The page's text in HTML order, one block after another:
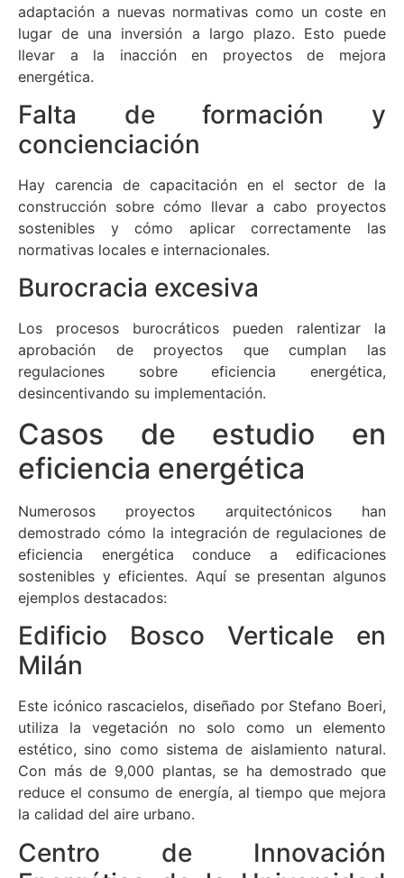
adaptación a nuevas normativas como un coste en
lugar de una inversión a largo plazo. Esto puede
llevar a la inacción en proyectos de mejora
energética.
Falta de formación y
concienciación
Hay carencia de capacitación en el sector de la
construcción sobre cómo llevar a cabo proyectos
sostenibles y cómo aplicar correctamente las
normativas locales e internacionales.
Burocracia excesiva
Los procesos burocráticos pueden ralentizar la
aprobación de proyectos que cumplan las
regulaciones sobre eficiencia energética,
desincentivando su implementación.
Casos de estudio en
eficiencia energética
Numerosos proyectos arquitectónicos han
demostrado cómo la integración de regulaciones de
eficiencia energética conduce a edificaciones
sostenibles y eficientes. Aquí se presentan algunos
ejemplos destacados:
Edificio Bosco Verticale en
Milán
Este icónico rascacielos, diseñado por Stefano Boeri,
utiliza la vegetación no solo como un elemento
estético, sino como sistema de aislamiento natural.
Con más de 9,000 plantas, se ha demostrado que
reduce el consumo de energía, al tiempo que mejora
la calidad del aire urbano.
Centro de Innovación